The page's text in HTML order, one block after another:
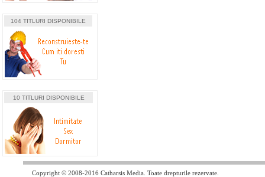
104 TITLURI DISPONIBILE
10 TITLURI DISPONIBILE
Copyright © 2008-2016 Catharsis Media. Toate drepturile rezervate.